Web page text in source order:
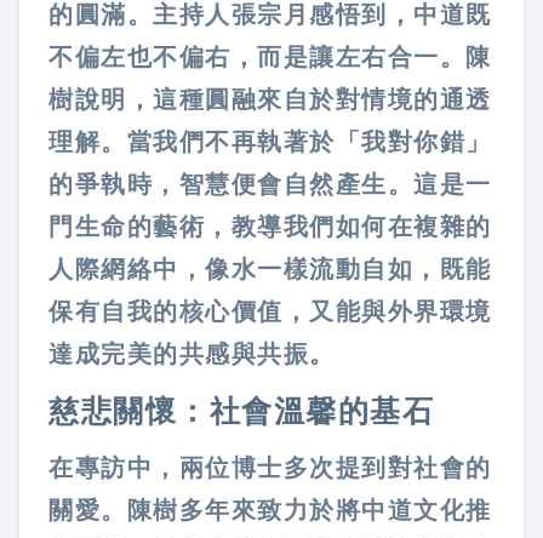
的圓滿。主持人張宗月感悟到，中道既
不偏左也不偏右，而是讓左右合一。陳
樹說明，這種圓融來自於對情境的通透
理解。當我們不再執著於「我對你錯」
的爭執時，智慧便會自然產生。這是一
門生命的藝術，教導我們如何在複雜的
人際網絡中，像水一樣流動自如，既能
保有自我的核心價值，又能與外界環境
達成完美的共感與共振。
慈悲關懷：社會溫馨的基石
在專訪中，兩位博士多次提到對社會的
關愛。陳樹多年來致力於將中道文化推